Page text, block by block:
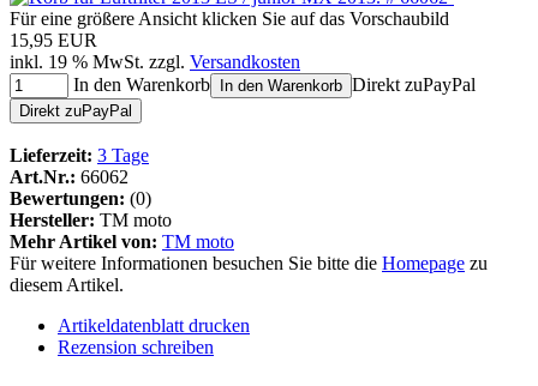
Für eine größere Ansicht klicken Sie auf das Vorschaubild
15,95 EUR
inkl. 19 % MwSt. zzgl. Versandkosten
In den Warenkorb
In den Warenkorb Direkt zuPayPal
Direkt zuPayPal
Lieferzeit: 3 Tage
Art.Nr.: 66062
Bewertungen: (0)
Hersteller: TM moto
Mehr Artikel von: TM moto
Für weitere Informationen besuchen Sie bitte die Homepage zu
diesem Artikel.
Artikeldatenblatt drucken
Rezension schreiben